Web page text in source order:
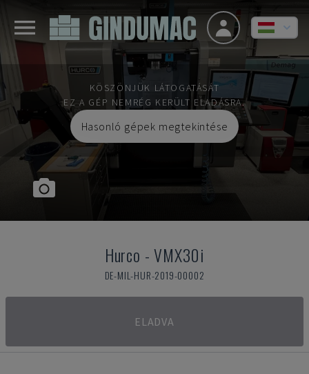
KÖSZÖNJÜK LÁTOGATÁSÁT
EZ A GÉP NEMRÉG KERÜLT ELADÁSRA.
Hasonló gépek megtekintése
Hurco -VMX30i
DE-MIL-HUR-2019-00002
ELADVA